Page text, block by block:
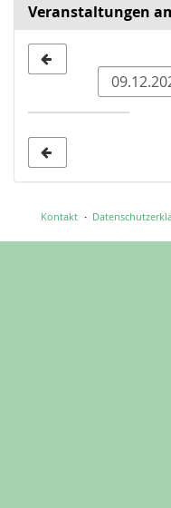
Veranstaltungen
zur
Anzeige
Kontakt